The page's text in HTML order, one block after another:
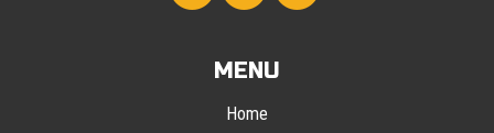
MENU
Home